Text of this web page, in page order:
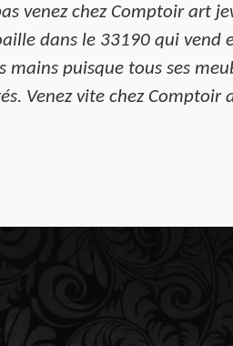
venez chez Comptoir art
dans le 33190 qui vend
puisque tous ses
Venez vite chez Comptoir